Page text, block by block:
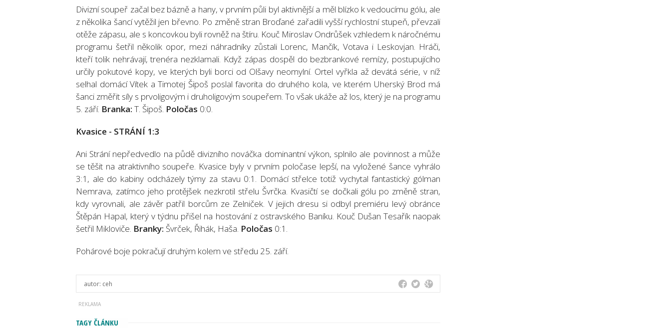
Divizní soupeř začal bez bázně a hany, v prvním půli byl aktivnější a měl blízko k vedoucímu gólu, ale
z několika šancí vytěžil jen břevno. Po změně stran Broďané zařadili vyšší rychlostní stupeň, převzali
otěže zápasu, ale s koncovkou byli rovněž na štíru. Kouč Miroslav Ondrůšek vzhledem k náročnému
programu šetřil několik opor, mezi náhradníky zůstali Lorenc, Mančík, Votava i Leskovjan. Hráči,
kteří tolik nehrávají, trenéra nezklamali. Když zápas dospěl do bezbrankové remízy, postupujícího
určily pokutové kopy, ve kterých byli borci od Olšavy neomylní. Ortel vyřkla až devátá série, v níž
selhal domácí Vítek a Timotej Šipoš poslal favorita do druhého kola, ve kterém Uherský Brod má
šanci změřit síly s prvoligovým i druholigovým soupeřem. To však ukáže až los, který je na programu
5. září. Branka: T. Šipoš. Poločas 0:0.
Kvasice - STRÁNÍ 1:3
Ani Strání nepředvedlo na půdě divizního nováčka dominantní výkon, splnilo ale povinnost a může
se těšit na atraktivního soupeře. Kvasice byly v prvním poločase lepší, na vyložené šance vyhrálo
3:1, ale do kabiny odcházely týmy za stavu 0:1. Domácí střelce totiž vychytal fantastický gólman
Nemrava, zatímco jeho protějšek nezkrotil střelu Švrčka. Kvasičtí se dočkali gólu po změně stran,
kdy vyrovnali, ale závěr patřil borcům ze Zelniček. V jejich dresu si odbyl premiéru levý obránce
Štěpán Hapal, který v týdnu přišel na hostování z ostravského Baníku. Kouč Dušan Tesařík naopak
šetřil Mikloviče. Branky: Švrček, Řihák, Haša. Poločas 0:1.
Pohárové boje pokračují druhým kolem ve středu 25. září.
autor: ceh
TAGY ČLÁNKU